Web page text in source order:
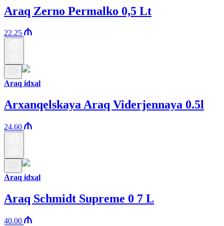
Araq Zerno Permalko 0,5 Lt
22.25
Araq idxal
Arxanqelskaya Araq Viderjennaya 0.5l
24.60
Araq idxal
Araq Schmidt Supreme 0 7 L
40.00